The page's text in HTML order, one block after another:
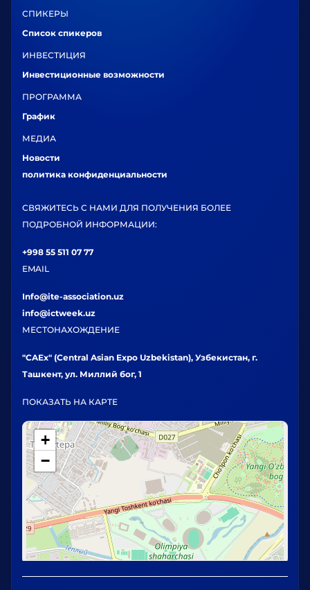
СПИКЕРЫ
Список спикеров
ИНВЕСТИЦИЯ
Инвестиционные возможности
ПРОГРАММА
График
МЕДИА
Новости
политика конфиденциальности
СВЯЖИТЕСЬ С НАМИ ДЛЯ ПОЛУЧЕНИЯ БОЛЕЕ
ПОДРОБНОЙ ИНФОРМАЦИИ:
+998 55 511 07 77
EMAIL
Info@ite-association.uz
info@ictweek.uz
МЕСТОНАХОЖДЕНИЕ
"CAEx" (Central Asian Expo Uzbekistan), Узбекистан, г.
Ташкент, ул. Миллий бог, 1
ПОКАЗАТЬ НА КАРТЕ
+
−